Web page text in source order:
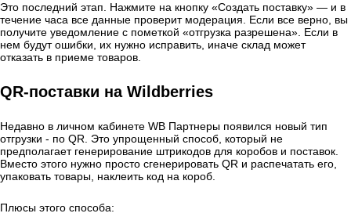
Это последний этап. Нажмите на кнопку «Создать поставку» — и в
течение часа все данные проверит модерация. Если все верно, вы
получите уведомление с пометкой «отгрузка разрешена». Если в
нем будут ошибки, их нужно исправить, иначе склад может
отказать в приеме товаров.
QR-поставки на Wildberries
Недавно в личном кабинете WB Партнеры появился новый тип
отгрузки - по QR. Это упрощенный способ, который не
предполагает генерирование штрикодов для коробов и поставок.
Вместо этого нужно просто сгенерировать QR и распечатать его,
упаковать товары, наклеить код на короб.
Плюсы этого способа: